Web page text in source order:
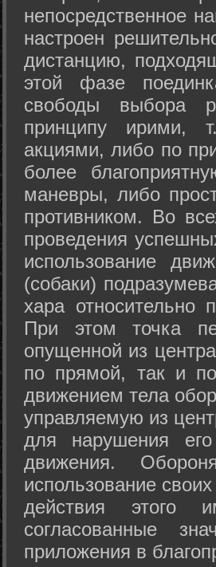
непосредственное
настроен
дистанцию,
этой фазе
свободы выбора
принципу ирими,
акциями, либо по
более
маневры, либо
противником. Во
проведения
использование
(собаки)
хара относительно
При этом точка
опущенной из
по прямой, так и
движением тела
управляемую из
для нарушения
движения.
использование
действия этого
согласованные
приложения в